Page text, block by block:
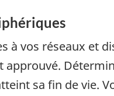
à vos réseaux et
sa fin de vie.